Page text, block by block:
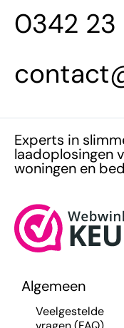
0342
Experts in
laadoplosingen
woningen en
Algemeen
Veelgestelde